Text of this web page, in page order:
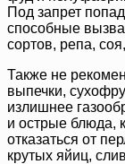
Под запрет
способные
сортов, репа,
Также не
выпечки,
излишнее
и острые блюда,
отказаться от
крутых яйиц,